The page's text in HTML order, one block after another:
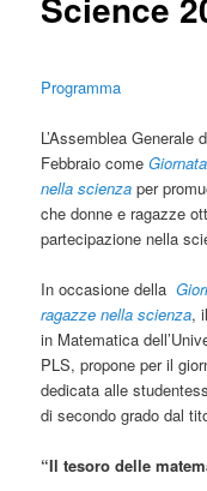
Programma
L’Assemblea Generale
Febbraio come
nella scienza per
che donne e ragazze
partecipazione nella
In occasione della
ragazze nella scienza,
in Matematica
PLS, propone per il
dedicata alle
di secondo grado dal
“Il tesoro delle